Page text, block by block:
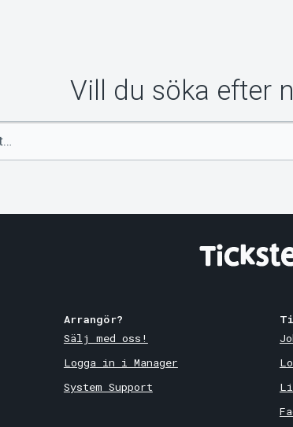
Vill du söka efter
Arrangör?
Sälj med oss!
Logga in i Manager
System Support